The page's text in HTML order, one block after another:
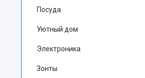
Посуда
Уютный дом
Электроника
Зонты